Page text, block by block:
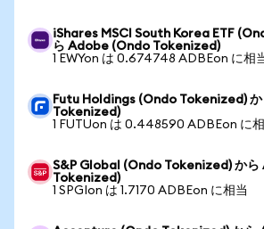
iShares MSCI South Korea ETF
ら Adobe (Ondo Tokenized)
1 EWYon は 0.674748 ADBEon に相
Futu Holdings (Ondo Tokenized)
Tokenized)
1 FUTUon は 0.448590 ADBEon に
S&P Global (Ondo Tokenized) か
Tokenized)
1 SPGIon は 1.7170 ADBEon に相当